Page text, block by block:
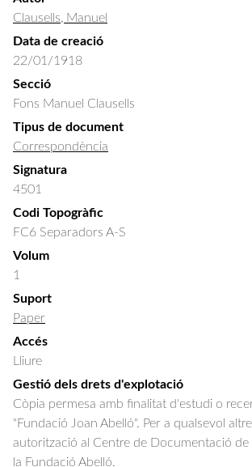
Clausells, Manuel
Data de creació
22/01/1918
Secció
Fons Manuel Clausells
Tipus de document
Correspondència
Signatura
4501
Codi Topogràfic
FC6 Separadors A-S
Volum
1
Suport
Paper
Accés
Lliure
Gestió dels drets d'explotació
Còpia permesa amb finalitat d'estudi o
"Fundació Joan Abelló". Per a qualsevol
autorització al Centre de Documentació de
la Fundació Abelló.